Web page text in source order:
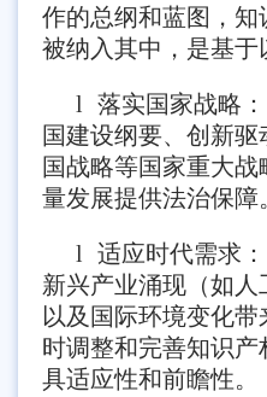
作的总纲和蓝图，知
被纳入其中，是基于
l 落实国家战略
国建设纲要、创新
国战略等国家重大
量发展提供法治保障
l 适应时代需求
新兴产业涌现（如人
以及国际环境变化带
时调整和完善知识
具适应性和前瞻性。